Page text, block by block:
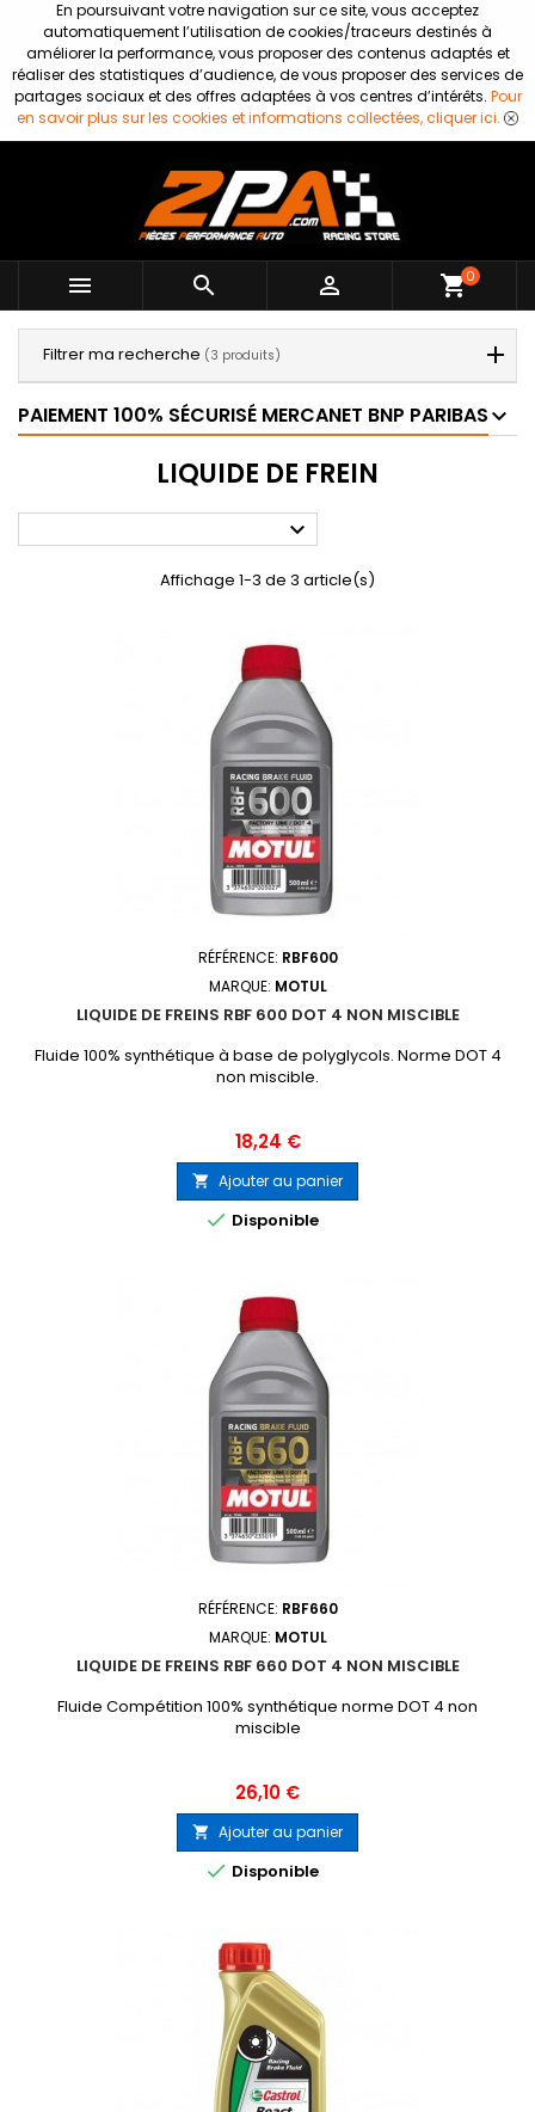
En poursuivant votre navigation sur ce site, vous acceptez
automatiquement l’utilisation de cookies/traceurs destinés à
améliorer la performance, vous proposer des contenus adaptés et
réaliser des statistiques d’audience, de vous proposer des services de
partages sociaux et des offres adaptées à vos centres d’intérêts. Pour
en savoir plus sur les cookies et informations collectées, cliquer ici.
   shopping_cart0
Filtrer ma recherche (3 produits)
PAIEMENT 100% SÉCURISÉ MERCANET BNP PARIBAS
LIQUIDE DE FREIN

Affichage 1-3 de 3 article(s)
RÉFÉRENCE: RBF600
MARQUE: MOTUL
LIQUIDE DE FREINS RBF 600 DOT 4 NON MISCIBLE
Fluide 100% synthétique à base de polyglycols. Norme DOT 4
non miscible.
Prix
18,24 €
 Ajouter au panier
 Disponible
RÉFÉRENCE: RBF660
MARQUE: MOTUL
LIQUIDE DE FREINS RBF 660 DOT 4 NON MISCIBLE
Fluide Compétition 100% synthétique norme DOT 4 non
miscible
Prix
26,10 €
 Ajouter au panier
 Disponible